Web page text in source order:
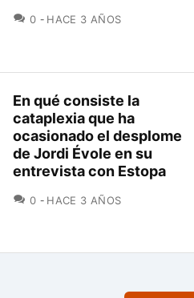
0 COMENTARIOS
HACE 3 AÑOS
En qué consiste la
cataplexia que ha
ocasionado el desplome
de Jordi Évole en su
entrevista con Estopa
0 COMENTARIOS
HACE 3 AÑOS